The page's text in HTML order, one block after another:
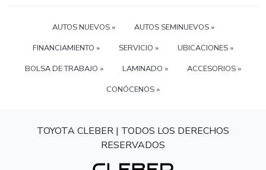
AUTOS NUEVOS »
AUTOS SEMINUEVOS »
FINANCIAMIENTO »
SERVICIO »
UBICACIONES »
BOLSA DE TRABAJO »
LAMINADO »
ACCESORIOS »
CONÓCENOS »
TOYOTA CLEBER | TODOS LOS DERECHOS
RESERVADOS